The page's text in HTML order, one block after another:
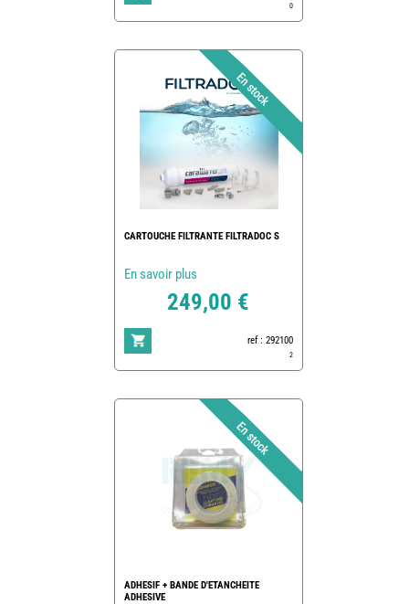
0
CARTOUCHE FILTRANTE FILTRADOC S
En savoir plus
249,00 €
ref : 292100
2
ADHESIF + BANDE D'ETANCHEITE
ADHESIVE